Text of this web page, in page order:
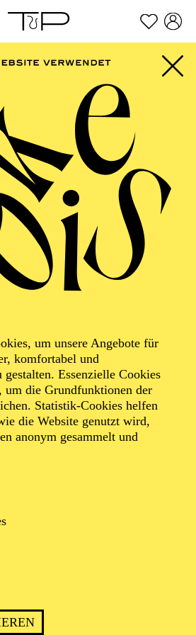
Zum Footer springen
um unsere Angebote für
komfortabel und
Essenzielle Cookies
um die Grundfunktionen der
Statistik-Cookies helfen
die Website genutzt wird,
anonym gesammelt und
in Mexiko, studierte Alejandro